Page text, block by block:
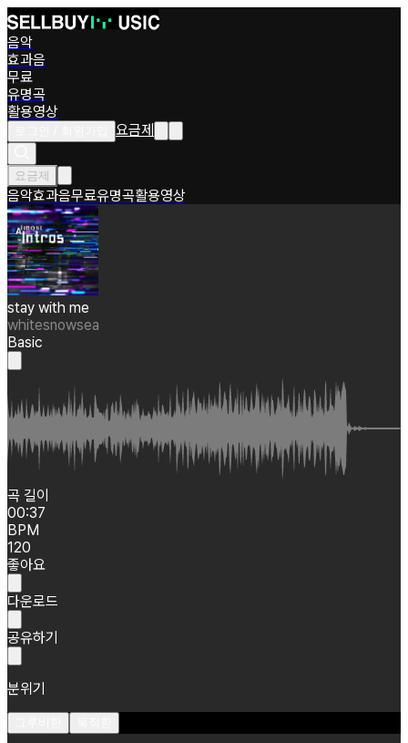
음악
효과음
무료
유명곡
활용영상
요금제
요금제
음악효과음무료유명곡활용영상
stay with me
whitesnowsea
Basic
곡 길이
00:37
BPM
120
좋아요
다운로드
공유하기
분위기